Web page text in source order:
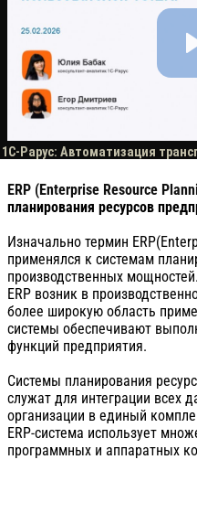
ERP (Enterprise Resource
планирования ресурсов
Изначально термин
применялся к системам
производственных
ERP возник в
более широкую область
системы обеспечивают
функций предприятия.
Системы планирования
служат для интеграции всех
организации в единый
ERP-система использует
программных и аппаратных